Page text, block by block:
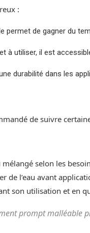
:
permet de gagner du
à utiliser, il est
durabilité dans les
de suivre
selon les
de l’eau avant
son utilisation et en
prompt malléable